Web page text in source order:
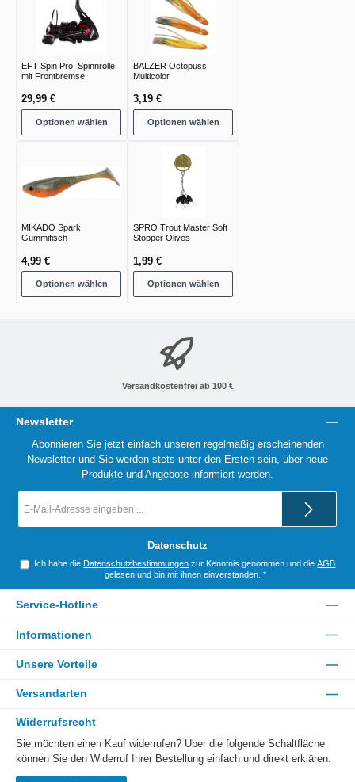
EFT Spin Pro, Spinnrolle
mit Frontbremse
29,99 €
Optionen wählen
BALZER Octopuss
Multicolor
3,19 €
Optionen wählen
MIKADO Spark
Gummifisch
4,99 €
Optionen wählen
SPRO Trout Master Soft
Stopper Olives
1,99 €
Optionen wählen
Versandkostenfrei ab 100 €
Newsletter
Abonnieren Sie jetzt einfach unseren regelmäßig erscheinenden
Newsletter und Sie werden stets unter den Ersten sein, über neue
Produkte und Angebote informiert werden.
Mail-
Datenschutz
Ich habe die Datenschutzbestimmungen zur Kenntnis genommen und dieAGB
gelesen und bin mit ihnen einverstanden. *
Service-Hotline
Informationen
Unsere Vorteile
Versandarten
Widerrufsrecht
Sie möchten einen Kauf widerrufen? Über die folgende Schaltfläche
können Sie den Widerruf Ihrer Bestellung einfach und direkt erklären.